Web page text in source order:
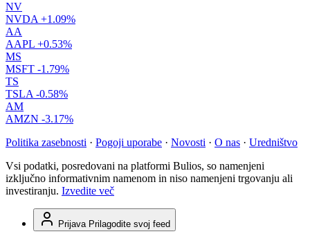
NV
NVDA +1.09%
AA
AAPL +0.53%
MS
MSFT -1.79%
TS
TSLA -0.58%
AM
AMZN -3.17%
Politika zasebnosti · Pogoji uporabe · Novosti · O nas · Uredništvo
Vsi podatki, posredovani na platformi Bulios, so namenjeni
izključno informativnim namenom in niso namenjeni trgovanju ali
investiranju. Izvedite več
Prijava Prilagodite svoj feed